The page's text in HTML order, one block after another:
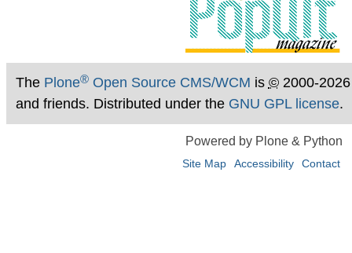
The Plone®Open Source CMS/WCM is ©2000-
and friends. Distributed under the GNU GPL license.
Powered by Plone & Python
Site Map Accessibility Contact